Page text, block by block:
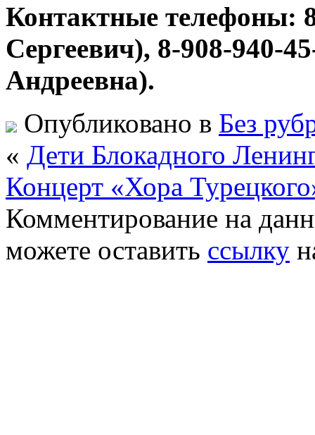
Контактные телефоны:
Сергеевич), 8-908-940-
Андреевна).
Опубликовано в Без
« Дети Блокадного
Концерт «Хора
Комментирование на
можете оставить ссылку